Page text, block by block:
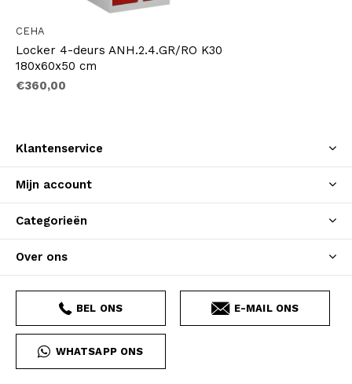
CEHA
Locker 4-deurs ANH.2.4.GR/RO K30
180x60x50 cm
€360,00
Klantenservice
Mijn account
Categorieën
Over ons
BEL ONS E-MAIL ONS
WHATSAPP ONS